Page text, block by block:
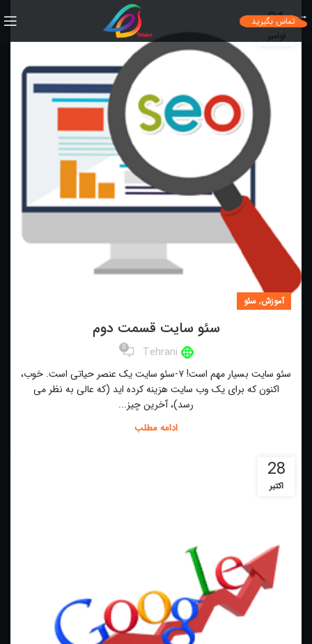
تماس بگیرید
01
نوامبر
آموزش, سئو
سئو سایت قسمت دوم
Tehrani
0
سئو سایت بسیار مهم است! ۷-سئو سایت یک عنصر حیاتی است. خوب،
اکنون که برای یک وب سایت هزینه کرده اید (که عالی به نظر می
رسد)، آخرین چیز...
ادامه مطلب
28
اکتبر